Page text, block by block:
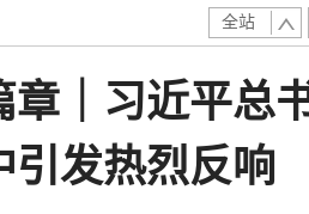
全站
｜习近平总
发热烈反响